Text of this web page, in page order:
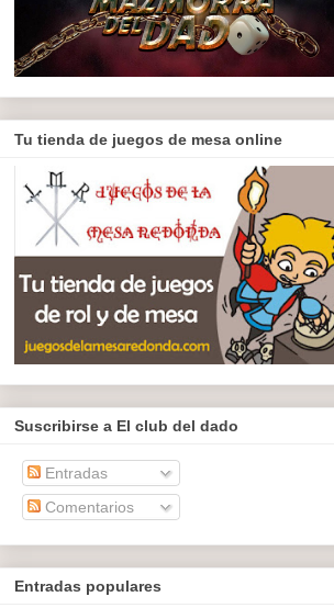
Tu tienda de juegos de mesa online
Suscribirse a El club del dado
Entradas
Comentarios
Entradas populares